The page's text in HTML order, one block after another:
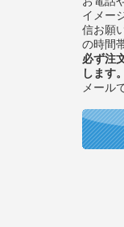
イメー
信お願
の時間
必ず注
します。
メール